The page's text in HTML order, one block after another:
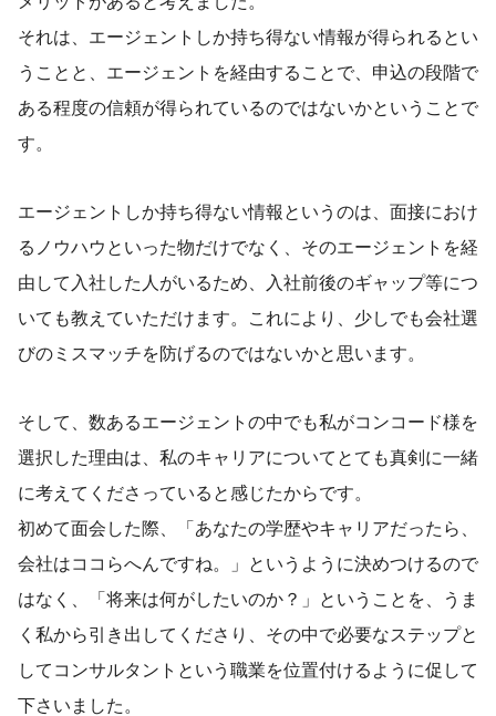
それは、エージェントしか持ち得ない情報が得られるとい
うことと、エージェントを経由することで、申込の段階で
ある程度の信頼が得られているのではないかということで
す。
エージェントしか持ち得ない情報というのは、面接におけ
るノウハウといった物だけでなく、そのエージェントを経
由して入社した人がいるため、入社前後のギャップ等につ
いても教えていただけます。これにより、少しでも会社選
びのミスマッチを防げるのではないかと思います。
そして、数あるエージェントの中でも私がコンコード様を
選択した理由は、私のキャリアについてとても真剣に一緒
に考えてくださっていると感じたからです。
初めて面会した際、「あなたの学歴やキャリアだったら、
会社はココらへんですね。」というように決めつけるので
はなく、「将来は何がしたいのか？」ということを、うま
く私から引き出してくださり、その中で必要なステップと
してコンサルタントという職業を位置付けるように促して
下さいました。